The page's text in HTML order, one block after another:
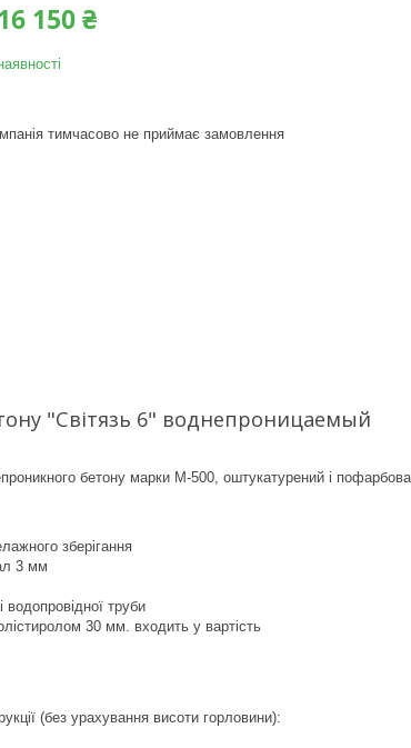
150 ₴
тимчасово не приймає замовлення
"Світязь 6" воднепроницаемый
бетону марки М-500, оштукатурений і
зберігання
3 мм
труби
30 мм. входить у вартість
(без урахування висоти горловини):